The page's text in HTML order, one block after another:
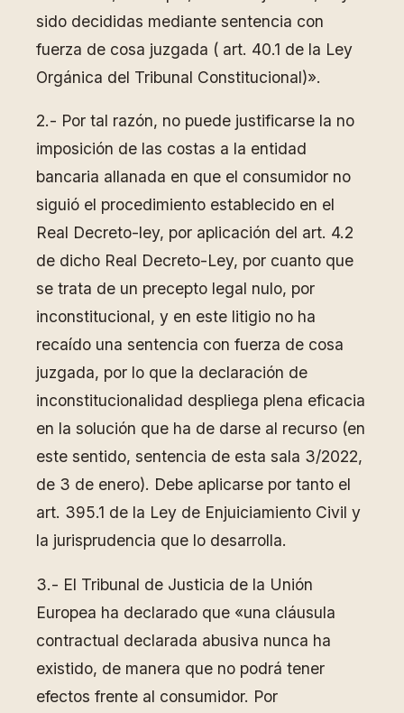
sido decididas mediante sentencia con
fuerza de cosa juzgada ( art. 40.1 de la Ley
Orgánica del Tribunal Constitucional)».
2.- Por tal razón, no puede justificarse la no
imposición de las costas a la entidad
bancaria allanada en que el consumidor no
siguió el procedimiento establecido en el
Real Decreto-ley, por aplicación del art. 4.2
de dicho Real Decreto-Ley, por cuanto que
se trata de un precepto legal nulo, por
inconstitucional, y en este litigio no ha
recaído una sentencia con fuerza de cosa
juzgada, por lo que la declaración de
inconstitucionalidad despliega plena eficacia
en la solución que ha de darse al recurso (en
este sentido, sentencia de esta sala 3/2022,
de 3 de enero). Debe aplicarse por tanto el
art. 395.1 de la Ley de Enjuiciamiento Civil y
la jurisprudencia que lo desarrolla.
3.- El Tribunal de Justicia de la Unión
Europea ha declarado que «una cláusula
contractual declarada abusiva nunca ha
existido, de manera que no podrá tener
efectos frente al consumidor. Por